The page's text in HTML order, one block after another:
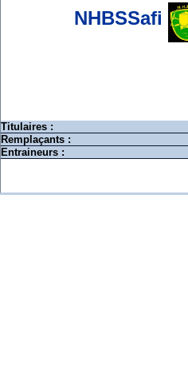
NHBSSafi
Titulaires :
Remplaçants :
Entraineurs :